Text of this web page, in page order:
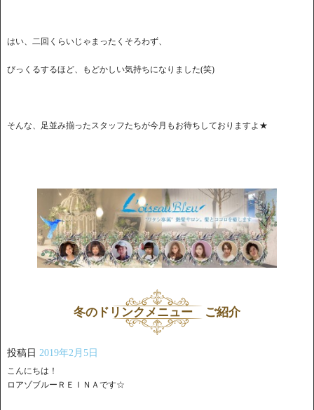
はい、二回くらいじゃまったくそろわず、
びっくるするほど、もどかしい気持ちになりました(笑)
そんな、足並み揃ったスタッフたちが今月もお待ちしておりますよ★
冬のドリンクメニュー ご紹介
投稿日 2019年2月5日
こんにちは！
ロアゾブルーＲＥＩＮＡです☆